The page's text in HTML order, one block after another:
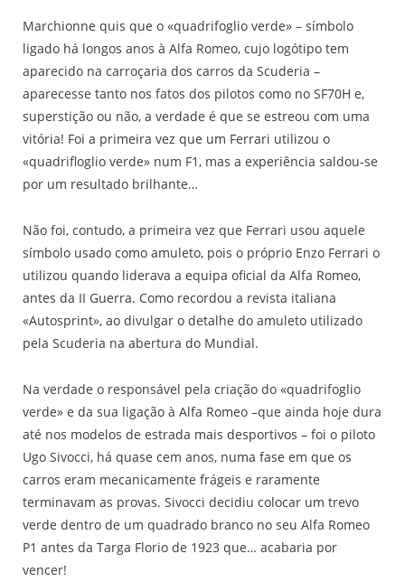
Marchionne quis que o «quadrifoglio verde» – símbolo
ligado há longos anos à Alfa Romeo, cujo logótipo tem
aparecido na carroçaria dos carros da Scuderia –
aparecesse tanto nos fatos dos pilotos como no SF70H e,
superstição ou não, a verdade é que se estreou com uma
vitória! Foi a primeira vez que um Ferrari utilizou o
«quadrifloglio verde» num F1, mas a experiência saldou-se
por um resultado brilhante…
Não foi, contudo, a primeira vez que Ferrari usou aquele
símbolo usado como amuleto, pois o próprio Enzo Ferrari o
utilizou quando liderava a equipa oficial da Alfa Romeo,
antes da II Guerra. Como recordou a revista italiana
«Autosprint», ao divulgar o detalhe do amuleto utilizado
pela Scuderia na abertura do Mundial.
Na verdade o responsável pela criação do «quadrifoglio
verde» e da sua ligação à Alfa Romeo –que ainda hoje dura
até nos modelos de estrada mais desportivos – foi o piloto
Ugo Sivocci, há quase cem anos, numa fase em que os
carros eram mecanicamente frágeis e raramente
terminavam as provas. Sivocci decidiu colocar um trevo
verde dentro de um quadrado branco no seu Alfa Romeo
P1 antes da Targa Florio de 1923 que… acabaria por
vencer!